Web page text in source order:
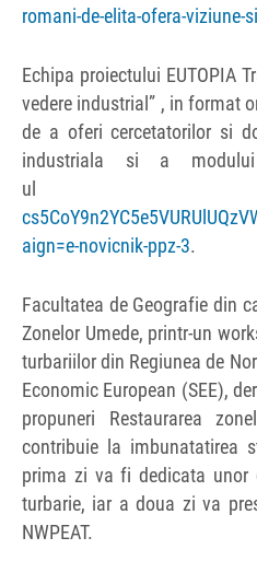
romani-de-elita-ofera-viziune-
Echipa proiectului EUTOPIA
vedere industrial” , in format
de a oferi cercetatorilor si
industriala si a
aign=e-novicnik-ppz-3.
Facultatea de Geografie din
Zonelor Umede, printr-un
turbariilor din Regiunea de
Economic European (SEE),
propuneri Restaurarea
contribuie la imbunatatirea
prima zi va fi dedicata unor
turbarie, iar a doua zi va
NWPEAT.